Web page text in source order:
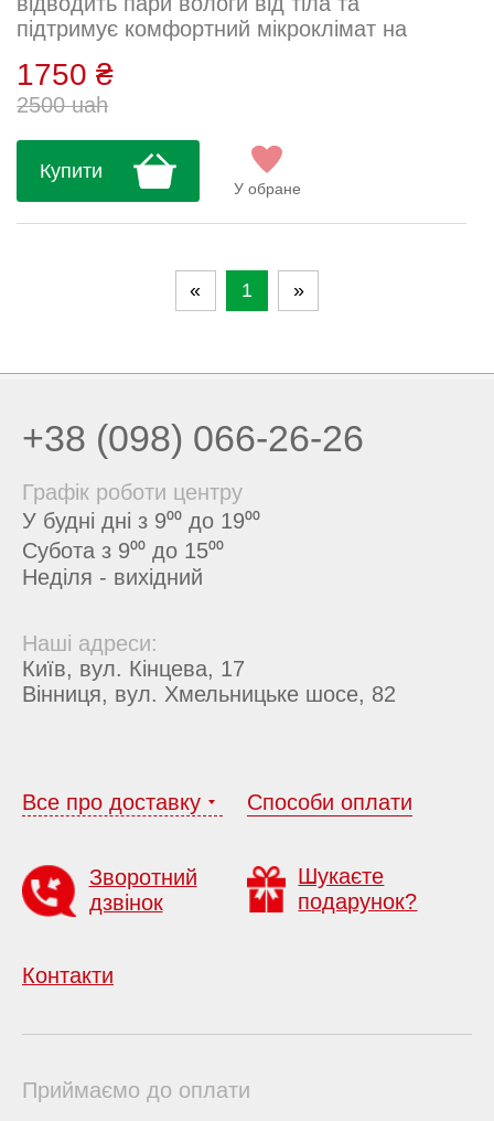
підтримує комфортний мікроклімат на
та "дихаюча". Тепловиділення людини
коливається від 100 Вт у спокійному стані
Під час серйозних фізичних навантажень,
незважаючи на температуру
навколишнього середовища, температура
тіла і...
1750 ₴
2500 uah
Купити
У обране
« 1 »
+38 (098) 066-26-26
Графік роботи центру
У будні дні з 9⁰⁰ до 19⁰⁰
Субота з 9⁰⁰ до 15⁰⁰
Неділя - вихідний
Наші адреси:
Київ, вул. Кінцева, 17
Вінниця, вул. Хмельницьке шосе, 82
Все про доставку
Зворотний
дзвінок
Способи оплати
Шукаєте
подарунок?
Контакти
Приймаємо до оплати